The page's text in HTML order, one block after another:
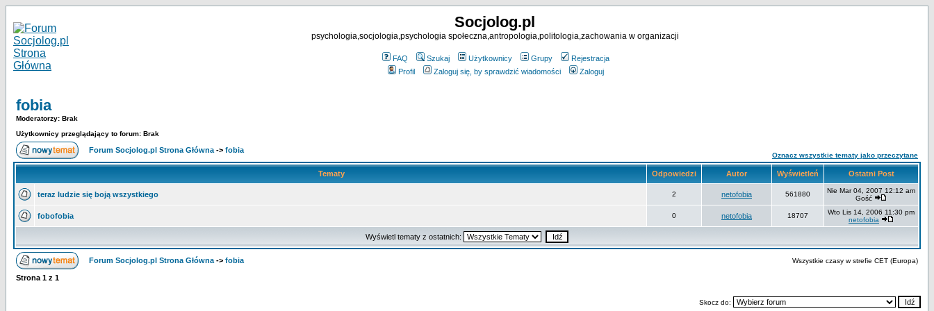
Socjolog.pl
psychologia,socjologia,psychologia społeczna,antropologia,politologia,zachowania w organizacji
FAQ Szukaj Użytkownicy Grupy
Rejestracja
Profil
Zaloguj się, by sprawdzić wiadomości Zaloguj
fobia
Moderatorzy: Brak
Użytkownicy przeglądający to forum: Brak
Forum Socjolog.pl Strona Główna -> fobia
Oznacz wszystkie tematy jako przeczytane
Tematy Odpowiedzi Autor Wyświetleń Ostatni Post
teraz ludzie się boją wszystkiego 2 netofobia 561880
Nie Mar 04, 2007 12:12 am
Gość
fobofobia 0 netofobia 18707
Wto Lis 14, 2006 11:30 pm
netofobia
Wyświetl tematy z ostatnich:
Forum Socjolog.pl Strona Główna -> fobia Wszystkie czasy w strefie CET (Europa)
Strona 1 z 1
Skocz do: